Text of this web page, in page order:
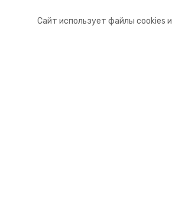
Сайт использует файлы cookies